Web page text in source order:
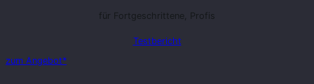
für Fortgeschrittene, Profis
Testbericht
zum Angebot*